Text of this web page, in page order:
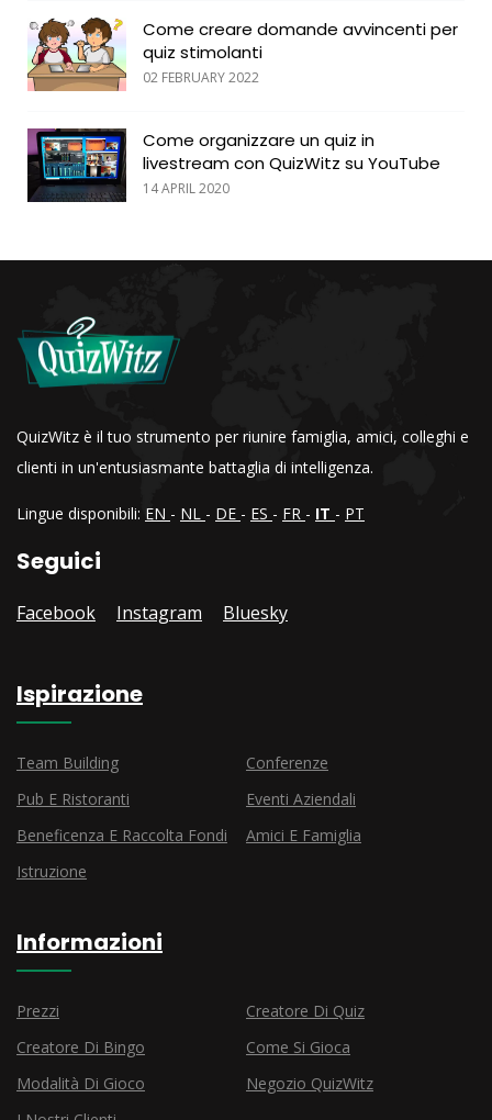
Come creare domande avvincenti per
quiz stimolanti
02 FEBRUARY 2022
Come organizzare un quiz in
livestream con QuizWitz su YouTube
14 APRIL 2020
QuizWitz è il tuo strumento per riunire famiglia, amici, colleghi e
clienti in un'entusiasmante battaglia di intelligenza.
Lingue disponibili: EN - NL - DE - ES - FR - IT - PT
Seguici
Facebook Instagram Bluesky
Ispirazione
Team Building
Conferenze
Pub E Ristoranti
Eventi Aziendali
Beneficenza E Raccolta Fondi
Amici E Famiglia
Istruzione
Informazioni
Prezzi
Creatore Di Quiz
Creatore Di Bingo
Come Si Gioca
Modalità Di Gioco
Negozio QuizWitz